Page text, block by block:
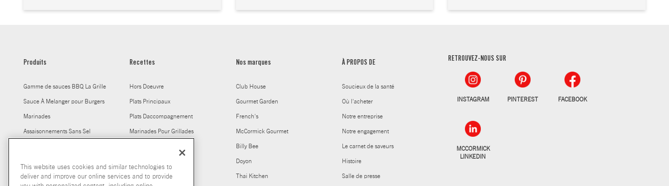
Produits
Gamme de sauces BBQ La Grille
Sauce À Melanger pour Burgers
Marinades
Assaisonnements Sans Sel
Recettes
Hors Doeuvre
Plats Principaux
Plats Daccompagnement
Marinades Pour Grillades
Nos marques
Club House
Gourmet Garden
French's
McCormick Gourmet
Billy Bee
Doyon
Thai Kitchen
À PROPOS DE
Soucieux de la santé
Où l'acheter
Notre entreprise
Notre engagement
Le carnet de saveurs
Histoire
Salle de presse
RETROUVEZ-NOUS SUR
INSTAGRAM PINTEREST FACEBOOK
MCCORMICK
LINKEDIN
This website uses cookies and similar technologies to
deliver and improve our online services and to provide